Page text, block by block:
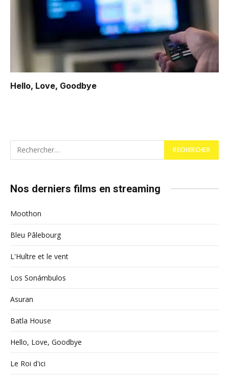
Hello, Love, Goodbye
Nos derniers films en streaming
Moothon
Bleu Pâlebourg
L'Huître et le vent
Los Sonámbulos
Asuran
Batla House
Hello, Love, Goodbye
Le Roi d'ici